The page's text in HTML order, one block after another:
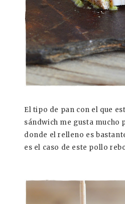
El tipo de pan con el que
sándwich me gusta mucho
donde el relleno es
es el caso de este pollo